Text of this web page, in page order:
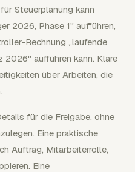
Steuerplanung kann
2026, Phase 1" aufführen,
Rechnung „laufende
aufführen kann. Klare
über Arbeiten, die
für die Freigabe, ohne
Eine praktische
Auftrag, Mitarbeiterrolle,
Eine